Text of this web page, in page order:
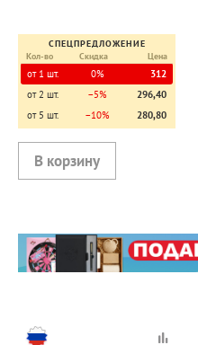
СПЕЦПРЕДЛОЖЕНИЕ
Кол-во
Скидка Цена
от 1 шт. 0%
312
от 2 шт.
−5%
296,40
от 5 шт.
−10% 280,80